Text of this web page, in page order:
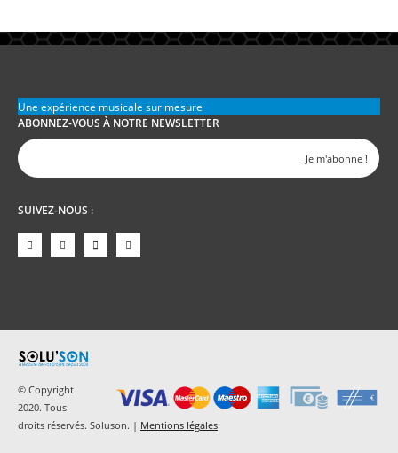
Une expérience musicale sur mesure
ABONNEZ-VOUS À NOTRE NEWSLETTER
SUIVEZ-NOUS :
© Copyright
2020. Tous
droits réservés. Soluson. | Mentions légales